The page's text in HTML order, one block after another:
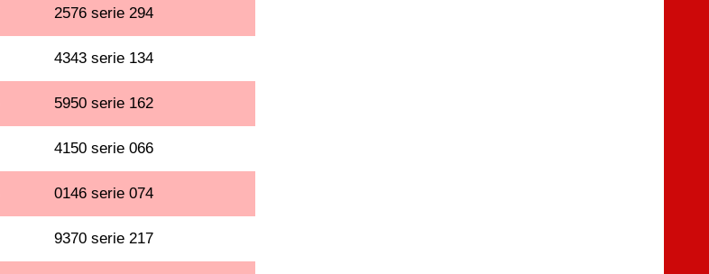
2576 serie 294
4343 serie 134
5950 serie 162
4150 serie 066
0146 serie 074
9370 serie 217